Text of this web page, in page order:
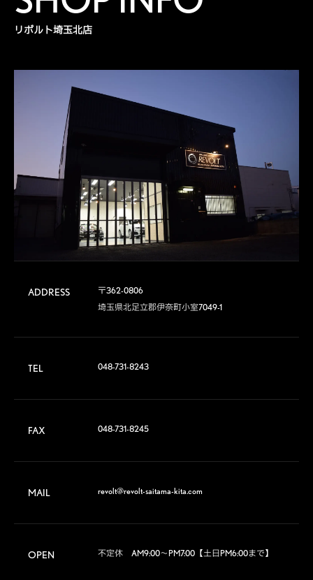
リボルト埼玉北店
ADDRESS
〒362-0806
埼玉県北足立郡伊奈町小室7049-1
TEL 048-731-8243
FAX 048-731-8245
MAIL revolt@revolt-saitama-kita.com
OPEN 不定休　AM9:00～PM7:00【土日PM6:00まで】